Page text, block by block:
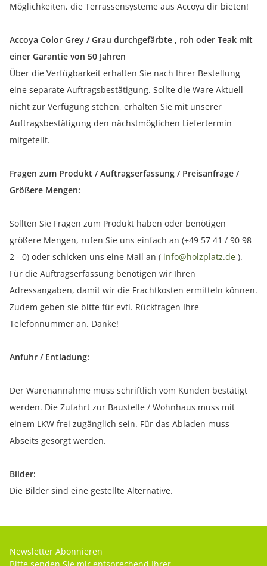
Möglichkeiten, die Terrassensysteme aus Accoya dir bieten!
Accoya Color Grey / Grau durchgefärbte , roh oder Teak mit
einer Garantie von 50 Jahren
Über die Verfügbarkeit erhalten Sie nach Ihrer Bestellung
eine separate Auftragsbestätigung. Sollte die Ware Aktuell
nicht zur Verfügung stehen, erhalten Sie mit unserer
Auftragsbestätigung den nächstmöglichen Liefertermin
mitgeteilt.
Fragen zum Produkt / Auftragserfassung / Preisanfrage /
Größere Mengen:
Sollten Sie Fragen zum Produkt haben oder benötigen
größere Mengen, rufen Sie uns einfach an (+49 57 41 / 90 98
2 - 0) oder schicken uns eine Mail an ( info@holzplatz.de ).
Für die Auftragserfassung benötigen wir Ihren
Adressangaben, damit wir die Frachtkosten ermitteln können.
Zudem geben sie bitte für evtl. Rückfragen Ihre
Telefonnummer an. Danke!
Anfuhr / Entladung:
Der Warenannahme muss schriftlich vom Kunden bestätigt
werden. Die Zufahrt zur Baustelle / Wohnhaus muss mit
einem LKW frei zugänglich sein. Für das Abladen muss
Abseits gesorgt werden.
Bilder:
Die Bilder sind eine gestellte Alternative.
Newsletter Abonnieren